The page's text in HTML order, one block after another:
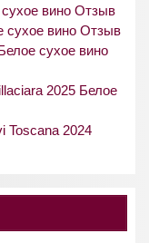
вино Отзыв
сухое вино Отзыв
сухое вино
2025 Белое
Toscana 2024